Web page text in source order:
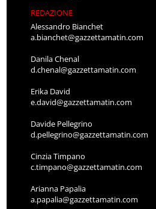
REDAZIONE
Alessandro Bianchet
a.bianchet@gazzettamatin.com
Danila Chenal
d.chenal@gazzettamatin.com
Erika David
e.david@gazzettamatin.com
Davide Pellegrino
d.pellegrino@gazzettamatin.com
Cinzia Timpano
c.timpano@gazzettamatin.com
Arianna Papalia
a.papalia@gazzettamatin.com